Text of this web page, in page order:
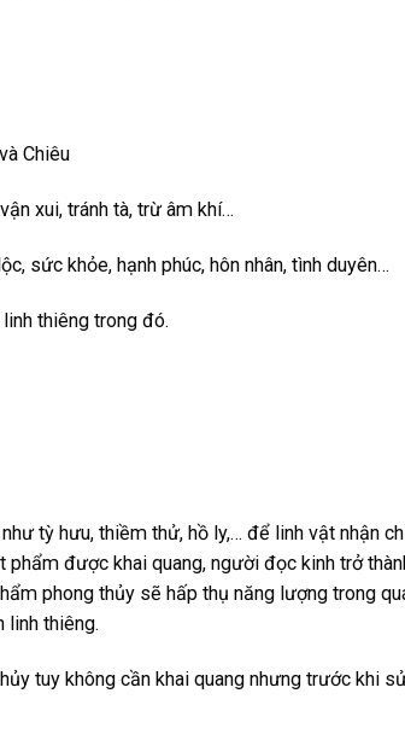
Chiêu
xui, tránh tà, trừ âm khí…
sức khỏe, hạnh phúc, hôn nhân, tình duyên…
thiêng trong đó.
tỳ hưu, thiềm thử, hồ ly,… để linh vật nhận
phẩm được khai quang, người đọc kinh trở
phong thủy sẽ hấp thụ năng lượng trong
linh thiêng.
tuy không cần khai quang nhưng trước khi